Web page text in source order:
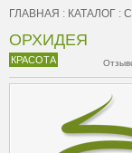
ГЛАВНАЯ : КАТАЛОГ :
ОРХИДЕЯ
КРАСОТА